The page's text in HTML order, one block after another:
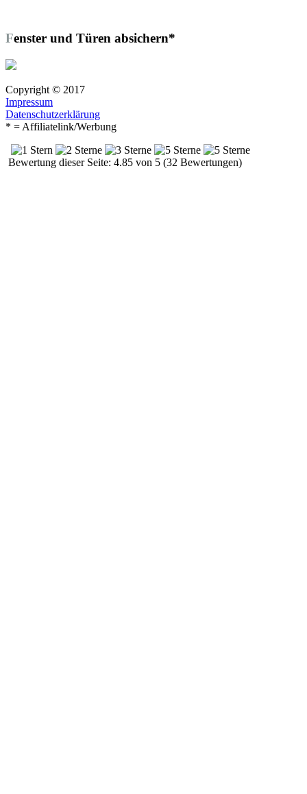
Fenster und Türen absichern*
Copyright © 2017
Impressum
Datenschutzerklärung
* = Affiliatelink/Werbung
Bewertung dieser Seite: 4.85 von 5 (32 Bewertungen)